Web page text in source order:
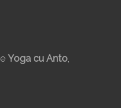
Yoga cu Anto,